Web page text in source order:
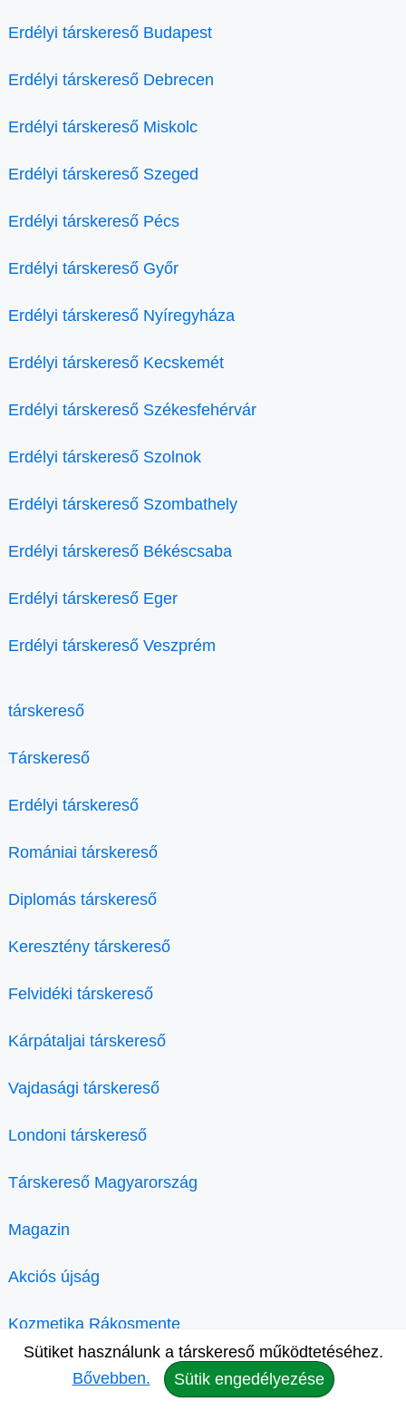
Erdélyi társkereső Budapest
Erdélyi társkereső Debrecen
Erdélyi társkereső Miskolc
Erdélyi társkereső Szeged
Erdélyi társkereső Pécs
Erdélyi társkereső Győr
Erdélyi társkereső Nyíregyháza
Erdélyi társkereső Kecskemét
Erdélyi társkereső Székesfehérvár
Erdélyi társkereső Szolnok
Erdélyi társkereső Szombathely
Erdélyi társkereső Békéscsaba
Erdélyi társkereső Eger
Erdélyi társkereső Veszprém
társkereső
Társkereső
Erdélyi társkereső
Romániai társkereső
Diplomás társkereső
Keresztény társkereső
Felvidéki társkereső
Kárpátaljai társkereső
Vajdasági társkereső
Londoni társkereső
Társkereső Magyarország
Magazin
Akciós újság
Kozmetika Rákosmente
Sütiket használunk a társkereső működtetéséhez.
Bővebben.
Sütik engedélyezése